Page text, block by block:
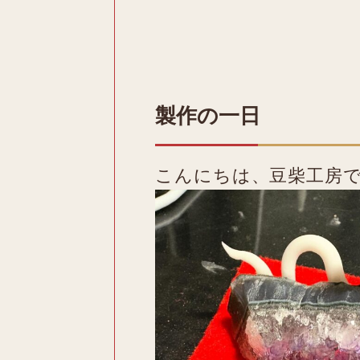
製作の一日
こんにちは、豆柴工房